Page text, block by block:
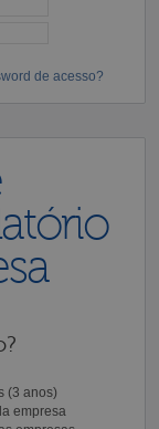
de acesso?
(3 anos)
empresa